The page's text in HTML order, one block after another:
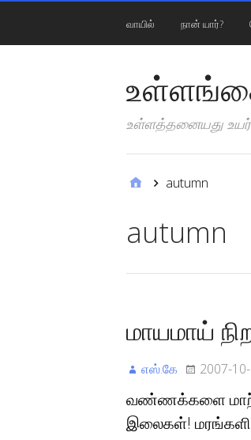
வாயில் நான் யார்?
உள்ளத்தனையது
autumn
autumn
மாயமாய்
எஸ்.கே 2007-
வண்ணக்களை மாற்றி
இலைகள்!